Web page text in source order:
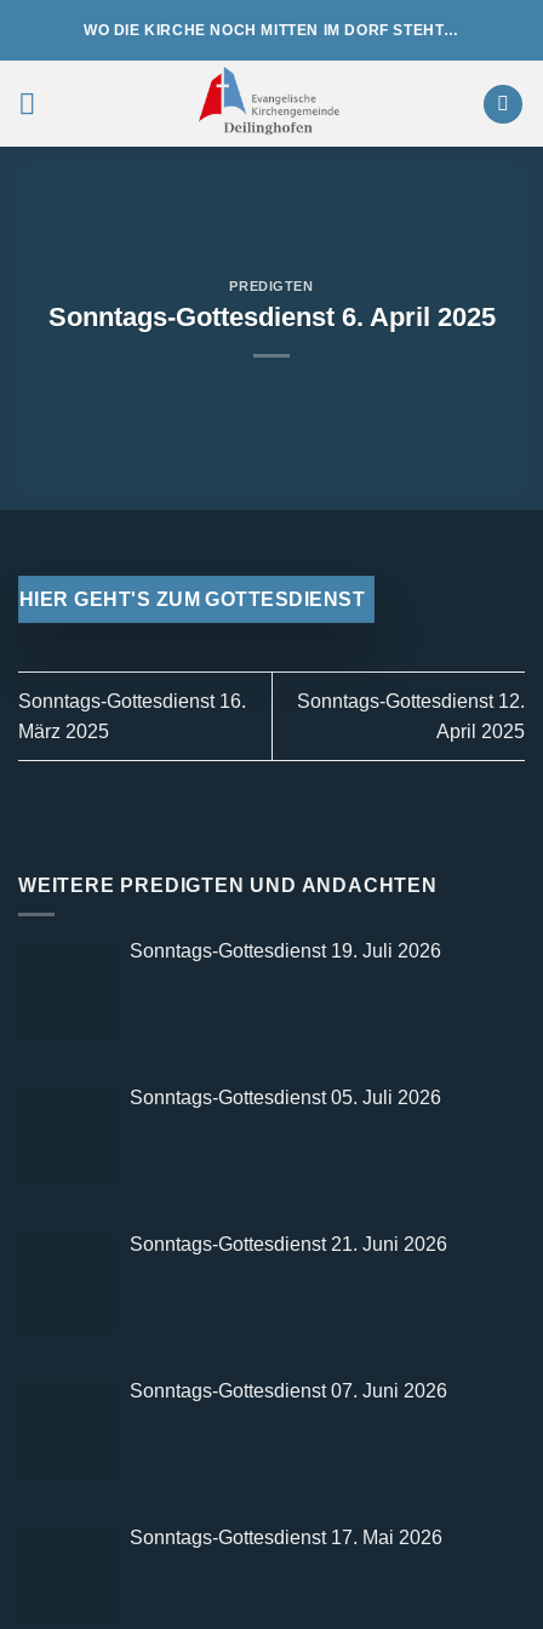
WO DIE KIRCHE NOCH MITTEN IM DORF STEHT…
PREDIGTEN
Sonntags-Gottesdienst 6. April 2025
HIER GEHT'S ZUM GOTTESDIENST
Sonntags-Gottesdienst 16.
März 2025
Sonntags-Gottesdienst 12.
April 2025
WEITERE PREDIGTEN UND ANDACHTEN
Sonntags-Gottesdienst 19. Juli 2026
Sonntags-Gottesdienst 05. Juli 2026
Sonntags-Gottesdienst 21. Juni 2026
Sonntags-Gottesdienst 07. Juni 2026
Sonntags-Gottesdienst 17. Mai 2026